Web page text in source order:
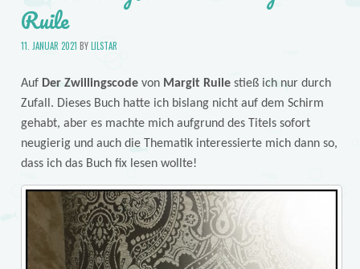
Ruile
11. JANUAR 2021 BYLILSTAR
Auf Der Zwillingscodevon Margit Ruilestieß ich nur durch
Zufall. Dieses Buch hatte ich bislang nicht auf dem Schirm
gehabt, aber es machte mich aufgrund des Titels sofort
neugierig und auch die Thematik interessierte mich dann so,
dass ich das Buch fix lesen wollte!